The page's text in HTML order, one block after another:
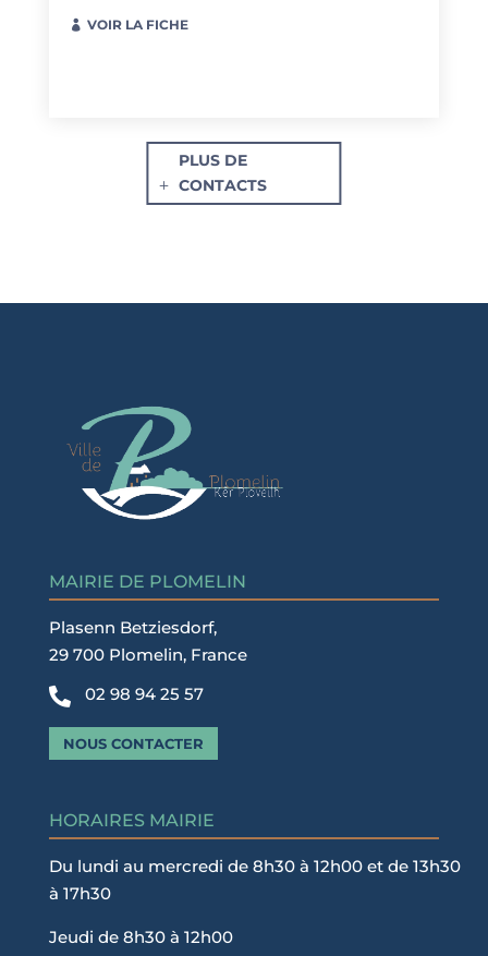
VOIR LA FICHE
PLUS DE
CONTACTS
MAIRIE DE PLOMELIN
Plasenn Betziesdorf,
29 700 Plomelin, France
 02 98 94 25 57
NOUS CONTACTER
HORAIRES MAIRIE
Du lundi au mercredi de 8h30 à 12h00 et de 13h30
à 17h30
Jeudi de 8h30 à 12h00